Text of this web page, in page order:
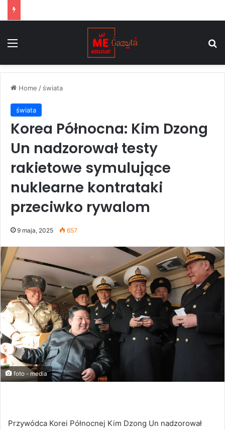
Home / świata
świata
Korea Północna: Kim Dzong
Un nadzorował testy
rakietowe symulujące
nuklearne kontrataki
przeciwko rywalom
9 maja, 2025 657
foto - media
Przywódca Korei Północnej Kim Dzong Un nadzorował